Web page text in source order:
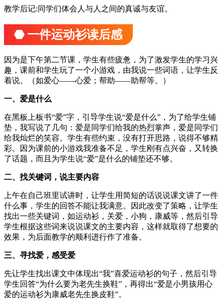
教学后记:同学们体会人与人之间的真诚与友谊。
⬣ 一件运动衫读后感
因为是下午第二节课，学生有些疲惫，为了激发学生的学习兴
趣，课前和学生玩了一个小游戏，由我说一些词语，让学生反
着说。（如爱心——心爱；帮助——助帮等。）
一、爱是什么
在黑板上板书“爱”字，引导学生说“爱是什么”，为了给学生铺
垫，我写说了几句：爱是同学们给我的热烈掌声，爱是同学们
给我灿烂的笑容。学生有些约束，没有打开思路，说得不够精
彩。因为课前的小游戏我准备不足，学生刚有点兴奋，又转换
了话题，而且为学生说“爱”是什么的铺垫还不够。
二、找关键词，说主要内容
上午在自己班里试讲时，让学生用简短的话说说课文讲了一件
什么事，学生的回答不能让我满意。因此改变了策略，让学生
找出一些关键词，如运动衫，关爱，小狗，康威等，然后引导
学生根据这些词来说说课文的主要内容，这样就取得了想要的
效果，为后面教学的顺利进行作了准备。
三、寻找爱，感受爱
先让学生找出课文中体现出“我”喜爱运动衫的句子，然后引导
学生回答“为什么要为老先生换鞋”，再得出“爱是小男孩用心
爱的运动衫为康威老先生换皮鞋”。